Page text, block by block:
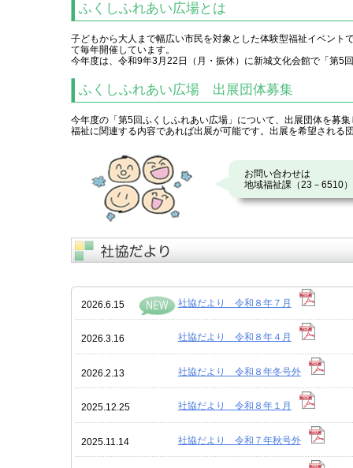
ふくしふれあい広場とは
子どもから大人まで幅広い市民を対象とした体験型福祉イベン
て毎年開催しています。
今年度は、令和9年3月22日（月・振休）に新城文化会館で「第5
ふくしふれあい広場 出展団体募集
今年度の「第5回ふくしふれあい広場」について、出展団体を募集
福祉に関連する内容であれば出展が可能です。出展を希望される
お問い合わせは
地域福祉課（23－6510
2026.6.15 社協だより 令和８年７月
2026.3.16 社協だより 令和８年４月
2026.2.13 社協だより 令和８年冬号外
2025.12.25 社協だより 令和８年１月
2025.11.14 社協だより 令和７年秋号外